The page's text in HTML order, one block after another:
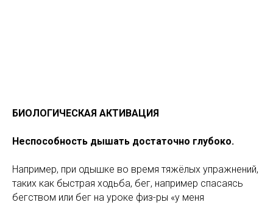
БИОЛОГИЧЕСКАЯ АКТИВАЦИЯ
Неспособность дышать достаточно глубоко.
Например, при одышке во время тяжёлых упражнений,
таких как быстрая ходьба, бег, например спасаясь
бегством или бег на уроке физ-ры «у меня